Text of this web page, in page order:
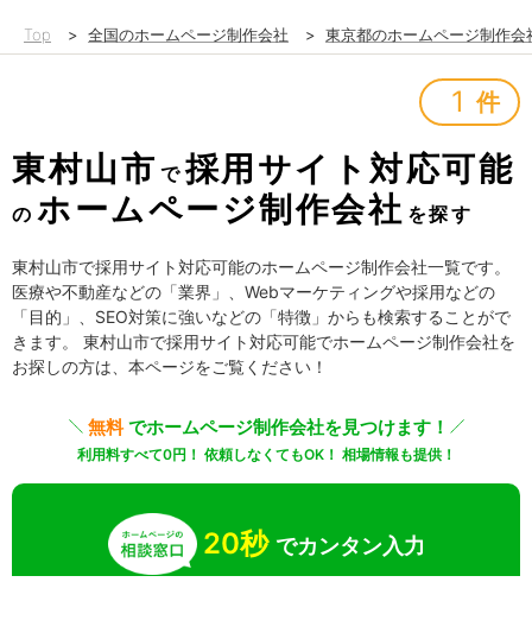
Top > 全国のホームページ制作会社 > 東京都のホームページ制作会
1 件
東村山市 で採用サイト対応可能
の ホームページ制作会社 を探す
東村山市で採用サイト対応可能のホームページ制作会社一覧です。
医療や不動産などの「業界」、Webマーケティングや採用などの
「目的」、SEO対策に強いなどの「特徴」からも検索することがで
きます。 東村山市で採用サイト対応可能でホームページ制作会社を
お探しの方は、本ページをご覧ください！
無料でホームページ制作会社を見つけます！
利用料すべて0円！ 依頼しなくてもOK！ 相場情報も提供！
20秒 でカンタン入力